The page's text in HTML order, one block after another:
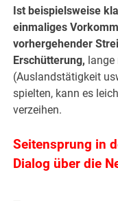
Ist beispielsweise
einmaliges
vorhergehender
Erschütterung, lange
(Auslandstätigkeit
spielten, kann es
verzeihen.
Seitensprung in
Dialog über die